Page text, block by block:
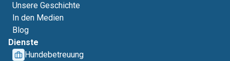
Unsere Geschichte
In den Medien
Blog
Dienste
Hundebetreuung